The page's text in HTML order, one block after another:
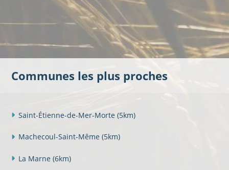
Communes les plus proches
Saint-Étienne-de-Mer-Morte (5km)
Machecoul-Saint-Même (5km)
La Marne (6km)